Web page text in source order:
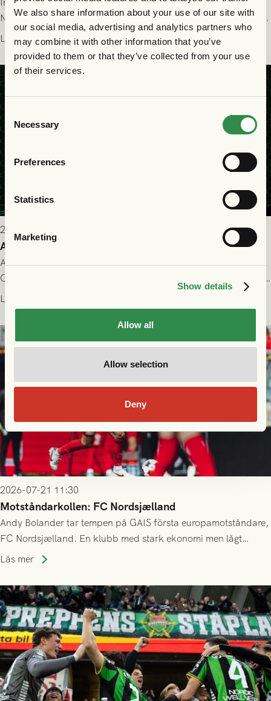
We also share information about your use of our site with
our social media, advertising and analytics partners who
may combine it with other information that you’ve
provided to them or that they’ve collected from your use
of their services.
Selection
Necessary
Preferences
Statistics
Marketing
Show details
Allow all
Allow selection
Deny
Nordsjælland på Gamla Ullevi med avspark kl 19.00! Fredrik
Holmberg och ledarstaben har tagit ut följande trupp till
matchen:
Läs mer
2026-07-22 9:00
Allt du behöver veta inför GAIS - FC Nordsjælland
All evenemangsinformation du kan behöva inför ditt besök på
Gamla Ullevi och matchen mellan GAIS och FC Nordsjælland i
kvalet till Conference League! Avspark kl 19.00 på torsdag
23/7.
Läs mer
2026-07-21 11:30
Motståndarkollen: FC Nordsjælland
Andy Bolander tar tempen på GAIS första europamotståndare,
FC Nordsjælland. En klubb med stark ekonomi men lågt
publiksnitt, ett lag med både kollektiv styrka och individuell
Läs mer